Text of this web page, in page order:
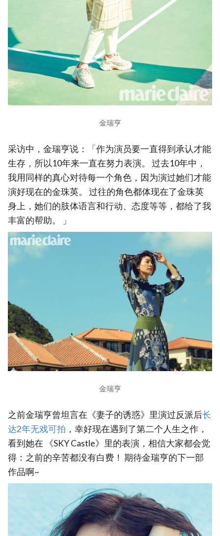
金瑞亨
采访中，金瑞亨说：「作为演员要一直得到承认才能
生存，所以10年来一直在努力表演。 过去10年中，
我用同样的真心对待每一个角色，因为演过她们才能
演好现在的金珠英。 过往的角色都体现在了金珠英
身上，她们的肢体语言和行动、态度等等，都给了我
丰富的帮助。 」
金瑞亨
之前金瑞亨曾坦言在《妻子的诱惑》里演过反派后长
达2年无戏可拍 ，幸好现在遇到了第二个人生之作，
看到她在 《SKY Castle》里的表演，相信大家都会觉
得：之前的辛苦都没有白费！ 期待金瑞亨的下一部
作品啊~